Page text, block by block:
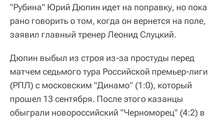
"Рубина" Юрий Дюпин идет на поправку, но пока
рано говорить о том, когда он вернется на поле,
заявил главный тренер Леонид Слуцкий.
Дюпин выбыл из строя из-за простуды перед
матчем седьмого тура Российской премьер-лиги
(РПЛ) с московским "Динамо" (1:0), который
прошел 13 сентября. После этого казанцы
обыграли новороссийский "Черноморец" (4:2) в